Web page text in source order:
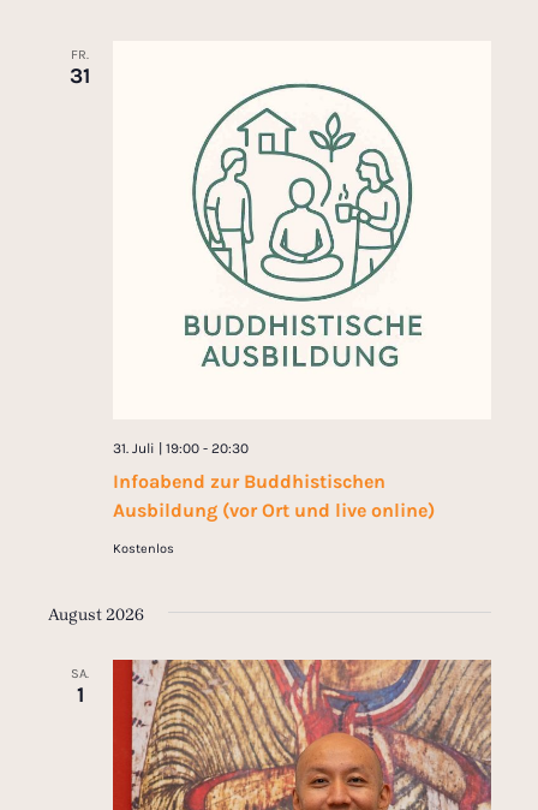
FR.
31
Infoabend zur Buddhistischen
Ausbildung (vor Ort und live online)
31. Juli | 19:00- 20:30
Kostenlos
August 2026
SA.
1